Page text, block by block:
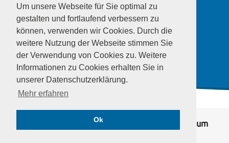
Um unsere Webseite für Sie optimal zu
gestalten und fortlaufend verbessern zu
können, verwenden wir Cookies. Durch die
weitere Nutzung der Webseite stimmen Sie
der Verwendung von Cookies zu. Weitere
Informationen zu Cookies erhalten Sie in
unserer Datenschutzerklärung.
Mehr erfahren
Ok
Enterprise Europe Network - EU
LinkedInTwitterYoutubeFacebook
© EEN Austria 2026 Impressum